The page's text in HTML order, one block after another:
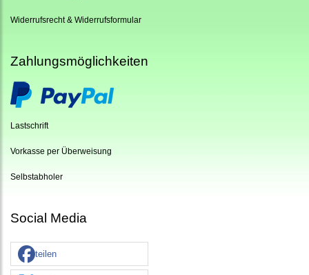
Widerrufsrecht & Widerrufsformular
Zahlungsmöglichkeiten
Lastschrift
Vorkasse per Überweisung
Selbstabholer
Social Media
teilen